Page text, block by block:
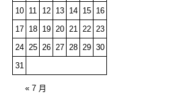
10
11 12 13 14 15
16
17
18 19 20 21 22
23
24
25 26 27 28 29 30
31
« 7 月